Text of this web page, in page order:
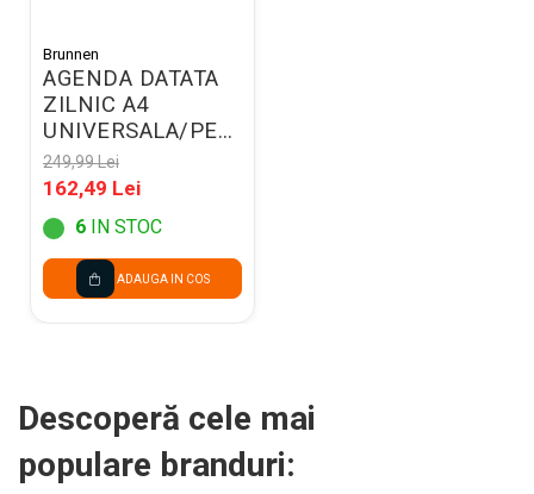
Brunnen
AGENDA DATATA
ZILNIC A4
UNIVERSALA/PERPETUA,
NEAGRA 2200290
249,99 Lei
162,49 Lei
6 IN STOC
ADAUGA IN COS
Descoperă cele mai
populare branduri: